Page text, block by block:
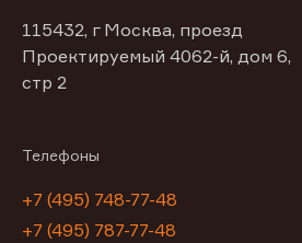
115432, г Москва, проезд
Проектируемый 4062-й, дом 6,
стр 2
Телефоны
+7 (495) 748-77-48
+7 (495) 787-77-48